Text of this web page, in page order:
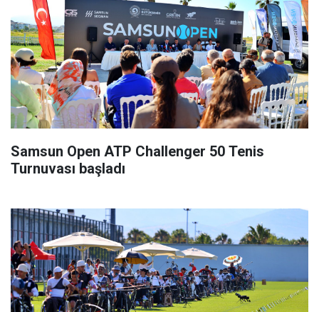
Samsun Open ATP Challenger 50 Tenis
Turnuvası başladı